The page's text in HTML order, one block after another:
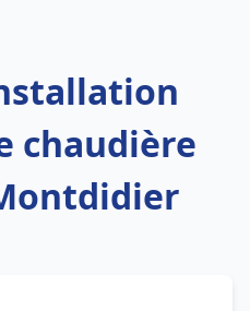
chaudière